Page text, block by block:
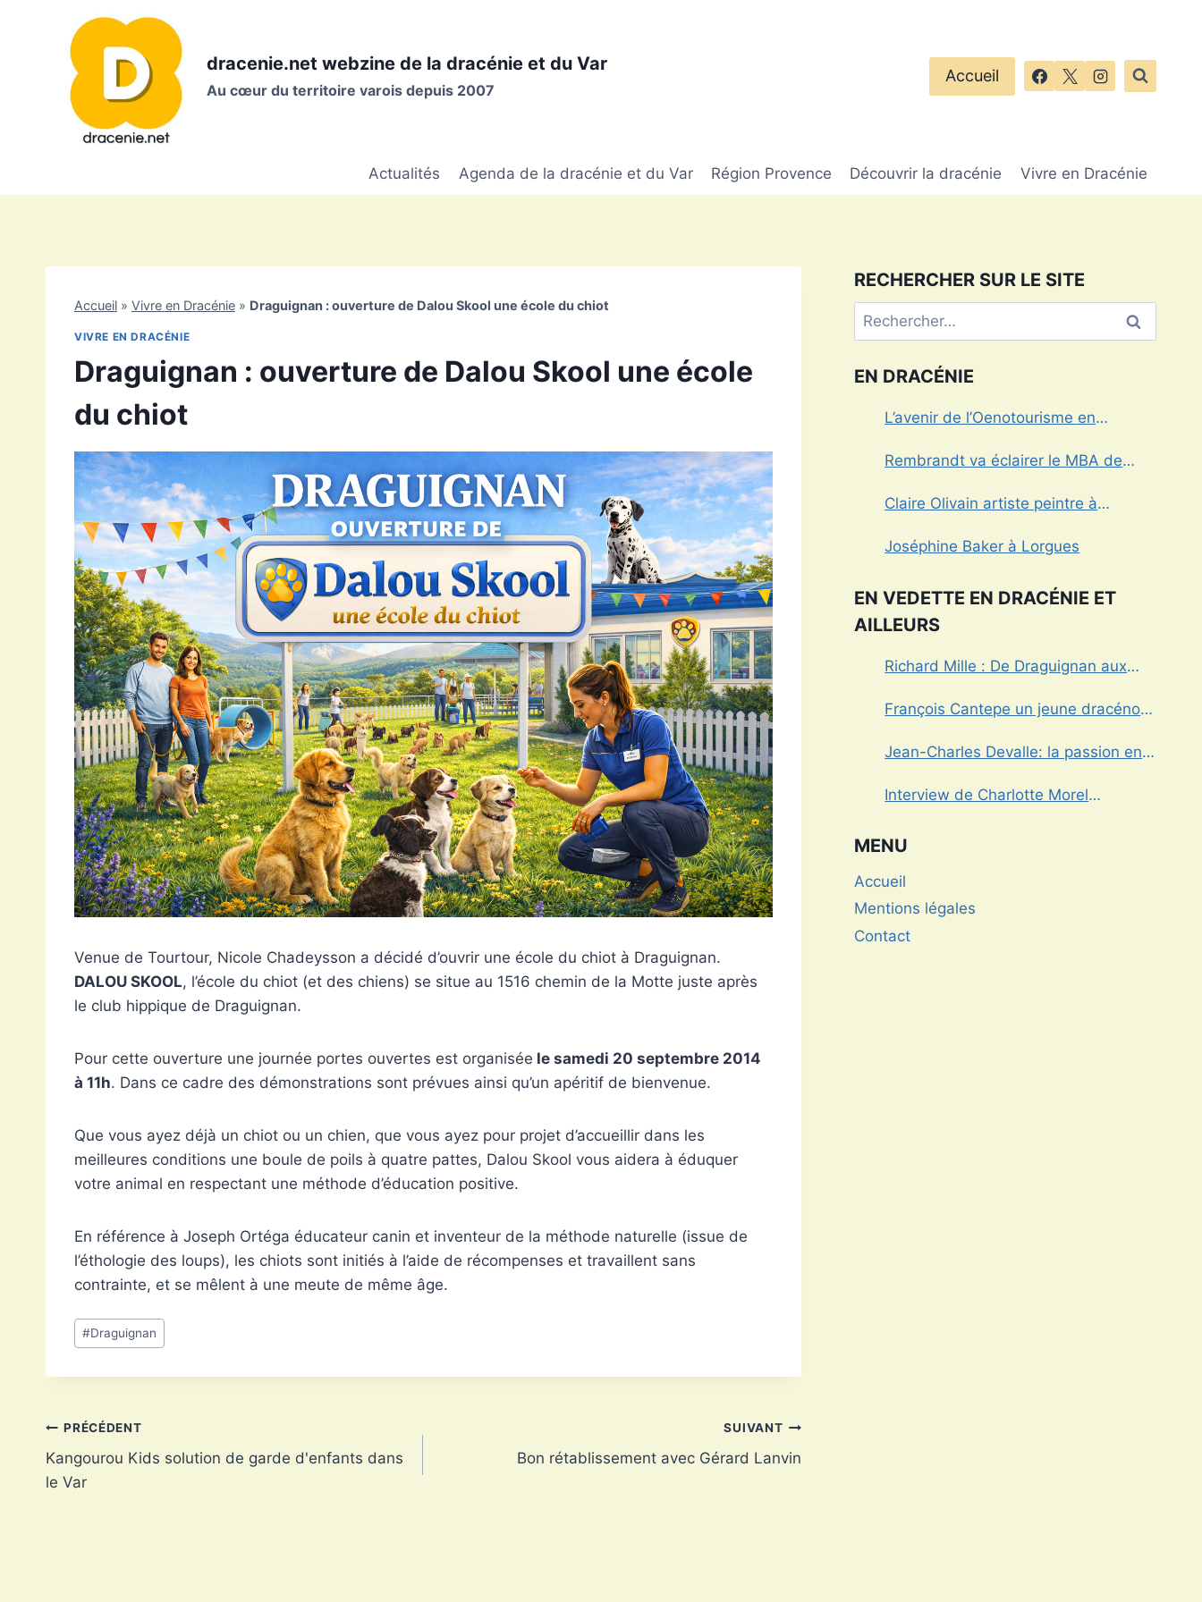
dracenie.net webzine de la dracénie et du Var
Au cœur du territoire varois depuis 2007
Accueil
Actualités Agenda de la dracénie et du Var Région Provence Découvrir la dracénie Vivre en Dracénie
Accueil » Vivre en Dracénie » Draguignan : ouverture de Dalou Skool une école du chiot
VIVRE EN DRACÉNIE
Draguignan : ouverture de Dalou Skool une école
du chiot
Venue de Tourtour, Nicole Chadeysson a décidé d’ouvrir une école du chiot à Draguignan.
DALOU SKOOL, l’école du chiot (et des chiens) se situe au 1516 chemin de la Motte juste après
le club hippique de Draguignan.
Pour cette ouverture une journée portes ouvertes est organisée le samedi 20 septembre 2014
à 11h. Dans ce cadre des démonstrations sont prévues ainsi qu’un apéritif de bienvenue.
Que vous ayez déjà un chiot ou un chien, que vous ayez pour projet d’accueillir dans les
meilleures conditions une boule de poils à quatre pattes, Dalou Skool vous aidera à éduquer
votre animal en respectant une méthode d’éducation positive.
En référence à Joseph Ortéga éducateur canin et inventeur de la méthode naturelle (issue de
l’éthologie des loups), les chiots sont initiés à l’aide de récompenses et travaillent sans
contrainte, et se mêlent à une meute de même âge.
Étiquettes
de
#Draguignan
Navigation
de
PRÉCÉDENT
Kangourou Kids solution de garde d'enfants dans
le Var
SUIVANT
Bon rétablissement avec Gérard Lanvin
RECHERCHER SUR LE SITE
Rechercher :
EN DRACÉNIE
L’avenir de l’Oenotourisme en
Rembrandt va éclairer le MBA de
Claire Olivain artiste peintre à
Joséphine Baker à Lorgues
EN VEDETTE EN DRACÉNIE ET
AILLEURS
Richard Mille : De Draguignan aux
François Cantepe un jeune dracénois
Jean-Charles Devalle: la passion en
Interview de Charlotte Morel
MENU
Accueil
Mentions légales
Contact